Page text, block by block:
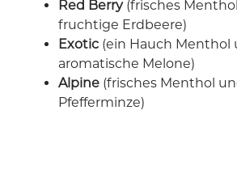
Red Berry(frisches
fruchtige Erdbeere)
Exotic (ein Hauch Menthol
aromatische Melone)
Alpine (frisches Menthol
Pfefferminze)